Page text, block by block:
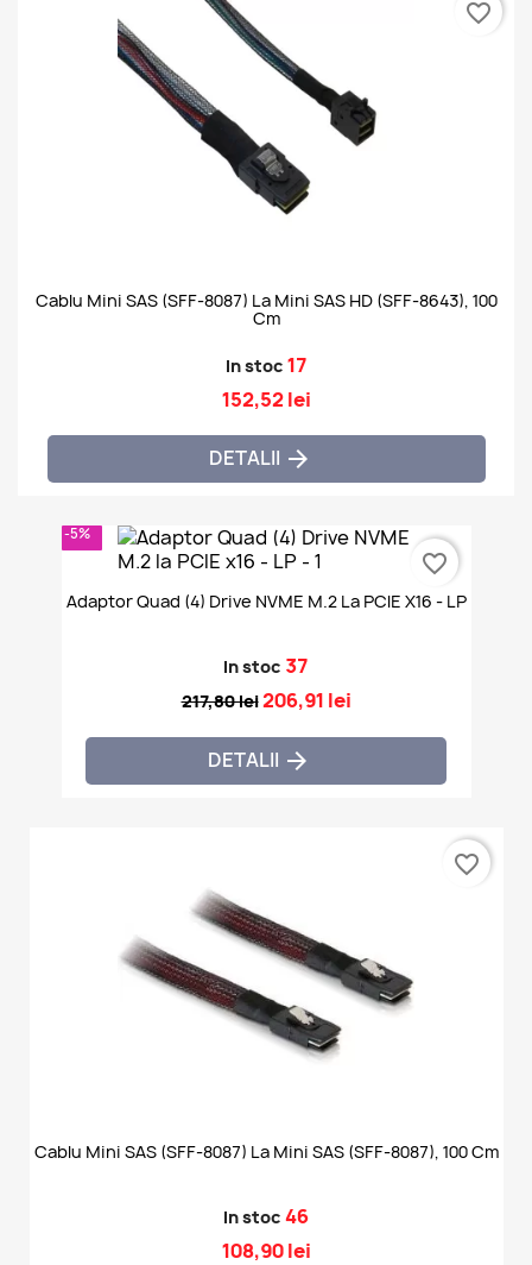
Cablu Mini SAS (SFF-8087) La Mini SAS HD (SFF-8643), 100
Cm
In stoc 17
152,52 lei
DETALII 
favorite_border
Adaptor Quad (4) Drive NVME M.2 La PCIE X16 - LP
In stoc 37
217,80 lei206,91 lei
DETALII 
-5%
favorite_border
Cablu Mini SAS (SFF-8087) La Mini SAS (SFF-8087), 100 Cm
In stoc 46
108,90 lei
favorite_border